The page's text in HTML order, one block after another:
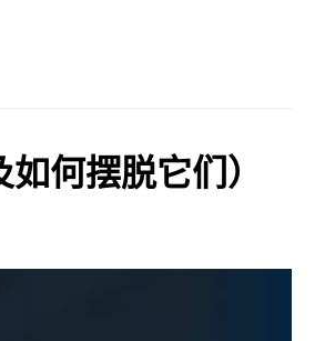
何摆脱它们）